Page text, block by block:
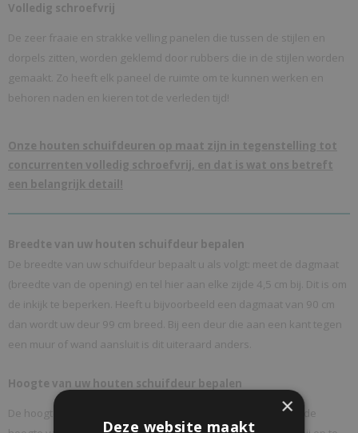
Volledig schroefvrij
De zeer fraaie en strakke velling panelen die tussen de stijlen en
dorpels zitten, worden geklemd door rubbers die in de stijlen worden
gemaakt. Zo heeft elk paneel de ruimte om te kunnen werken en
behoren naden en kieren tot de verleden tijd!
Onze houten schuifdeuren op maat zijn in tegenstelling tot
concurrenten volledig schroefvrij, en dat is wat ons betreft
een belangrijk detail!
Breedte van uw houten schuifdeur bepalen
De breedte van uw schuifdeur bepaalt u als volgt: meet de dagmaat
(breedte van de opening) en tel hier aan elke zijde 4,5 cm bij. Dit is om
de inkijk te beperken. Heeft u bijvoorbeeld een dagmaat van 90 cm
dan wordt uw deur 99 cm breed. Bij een deur die aan een kant tegen
een muur of wand aansluit is dit uiteraard anders.
Hoogte van uw houten schuifdeur bepalen
De hoogte van uw schuifdeur kunt u makkelijk bepalen door de
×
Deze website maakt